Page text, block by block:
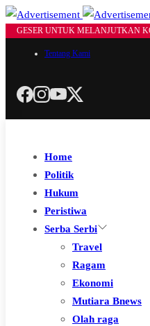
GESER UNTUK MELANJUTKAN
Tentang Kami
Home
Politik
Hukum
Peristiwa
Serba Serbi
Travel
Ragam
Ekonomi
Mutiara Bnews
Olah raga